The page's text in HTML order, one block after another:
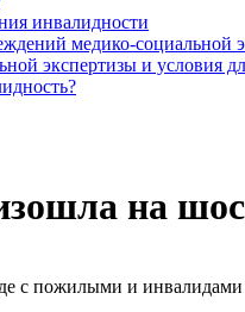
инвалидности
медико-социальной
экспертизы и условия
на